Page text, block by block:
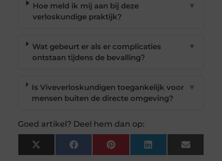
Hoe meld ik mij aan bij deze
verloskundige praktijk?
▼
Wat gebeurt er als er complicaties
ontstaan tijdens de bevalling?
▼
Is Viveverloskundigen toegankelijk voor
mensen buiten de directe omgeving?
▼
Goed artikel? Deel hem dan op:
X
(Twitter)
FacebookPinterest LinkedIn Email